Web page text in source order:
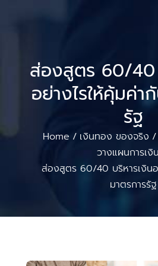
ส่องสูตร 60/40
อย่างไรให้คุ้มค่า
รัฐ
Home / เงินทอง ของจริง /
วางแผนการเงิน
ส่องสูตร 60/40 บริหารเงินอ
มาตรการรัฐ